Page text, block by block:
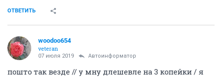
ОТВЕТИТЬ
woodoo654
veteran
07 июля 2019 Автоинформатор
пошто так везде // у мну длешевле на 3 копейки / я